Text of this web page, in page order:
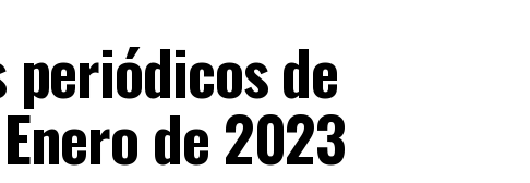
periódicos de
de 2023